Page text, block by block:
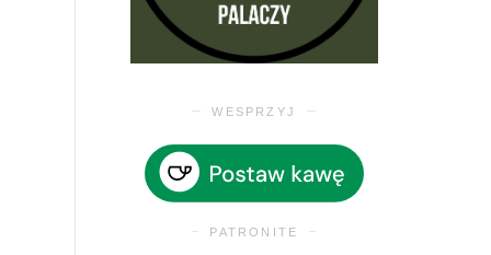
WESPRZYJ
PATRONITE